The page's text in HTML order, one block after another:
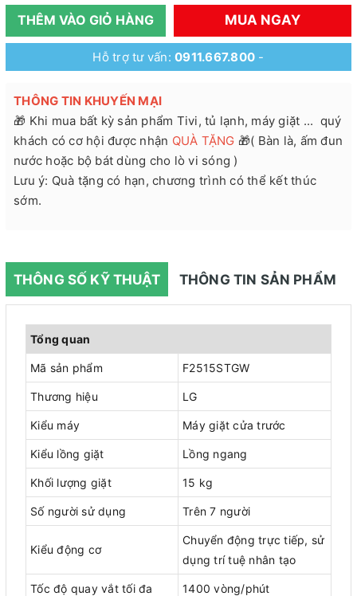
THÊM VÀO GIỎ HÀNG MUA NGAY
Hỗ trợ tư vấn:0911.667.800 -
THÔNG TIN KHUYẾN MẠI
🎁 Khi mua bất kỳ sản phẩm Tivi, tủ lạnh, máy giặt ... quý
khách có cơ hội được nhận QUÀ TẶNG 🎁( Bàn là, ấm đun
nước hoặc bộ bát dùng cho lò vi sóng )
Lưu ý: Quà tặng có hạn, chương trình có thể kết thúc
sớm.
THÔNG SỐ KỸ THUẬT THÔNG TIN SẢN PHẨM
Tổng quan
Mã sản phẩm F2515STGW
Thương hiệu LG
Kiểu máy Máy giặt cửa trước
Kiểu lồng giặt Lồng ngang
Khối lượng giặt 15 kg
Số người sử dụng Trên 7 người
Kiểu động cơ
Chuyển động trực tiếp, sử
dụng trí tuệ nhân tạo
Tốc độ quay vắt tối đa 1400 vòng/phút